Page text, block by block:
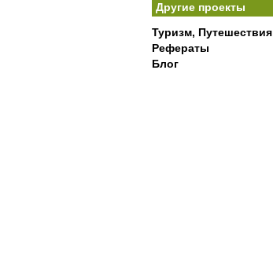
Другие проекты
Туризм, Путешествия
Рефераты
Блог